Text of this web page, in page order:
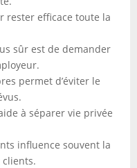
rester efficace toute la
sûr est de demander
permet d’éviter le
à séparer vie privée
influence souvent la
clients.